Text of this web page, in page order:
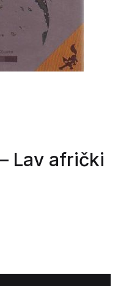
– Lav afrički